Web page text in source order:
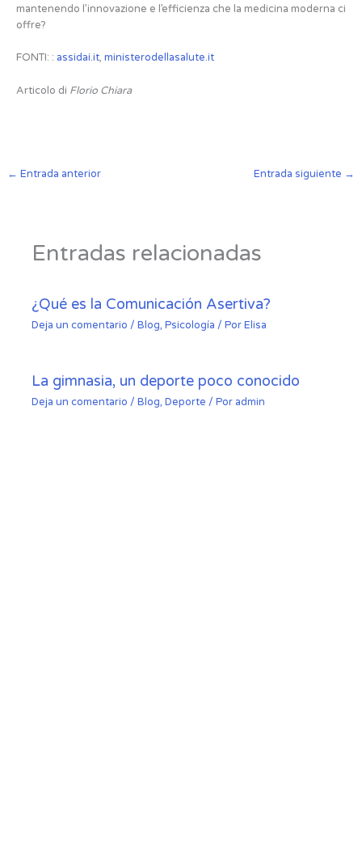
mantenendo l’innovazione e l’efficienza che la medicina moderna ci
offre?
FONTI: : assidai.it, ministerodellasalute.it
Articolo di Florio Chiara
← Entrada anterior Entrada siguiente →
Entradas relacionadas
¿Qué es la Comunicación Asertiva?
Deja un comentario / Blog, Psicología / PorElisa
La gimnasia, un deporte poco conocido
Deja un comentario / Blog, Deporte / Por admin